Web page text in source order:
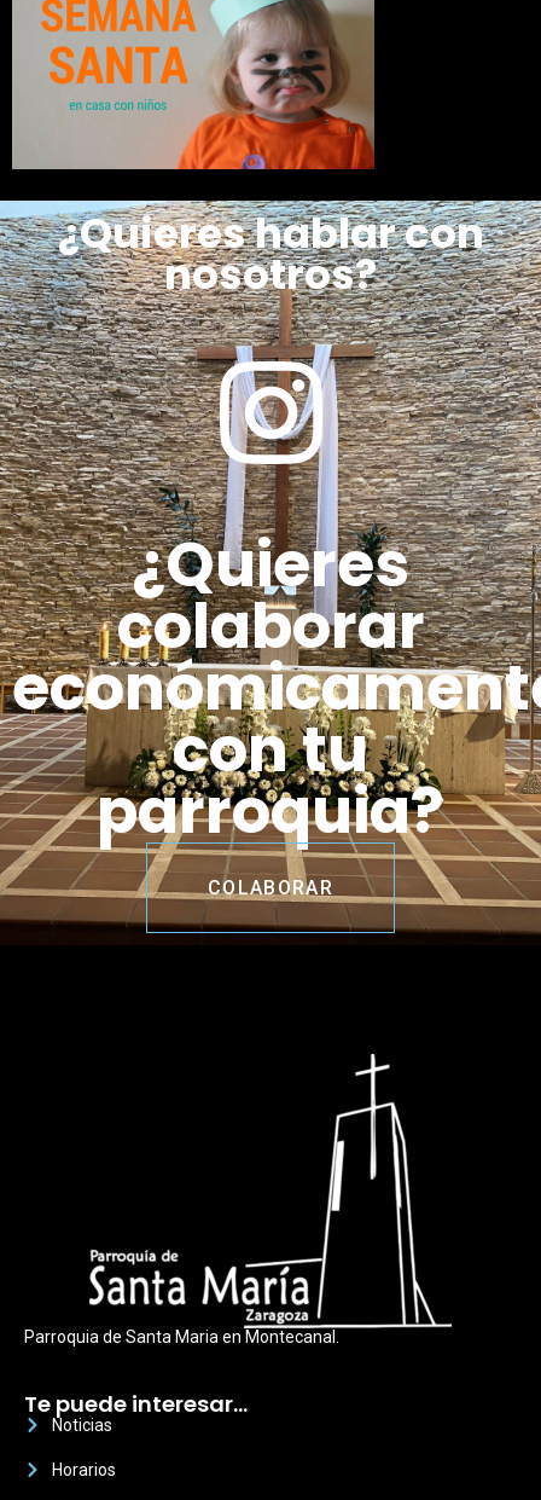
¿Quieres hablar con
nosotros?
¿Quieres
colaborar
con tu
parroquia?
COLABORAR
Parroquia de Santa Maria en Montecanal.
Te puede interesar…
Noticias
Horarios